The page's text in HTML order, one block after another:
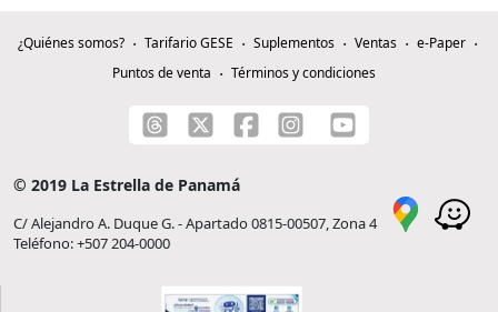
¿Quiénes somos? Tarifario GESE Suplementos Ventas
e-Paper
Puntos de venta
Términos y condiciones
© 2019 La Estrella de Panamá
C/ Alejandro A. Duque G. - Apartado 0815-00507, Zona 4
Teléfono: +507 204-0000